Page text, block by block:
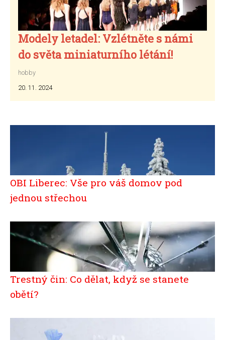
Modely letadel: Vzlétněte s námi
do světa miniaturního létání!
hobby
20. 11. 2024
OBI Liberec: Vše pro váš domov pod
jednou střechou
Trestný čin: Co dělat, když se stanete
obětí?